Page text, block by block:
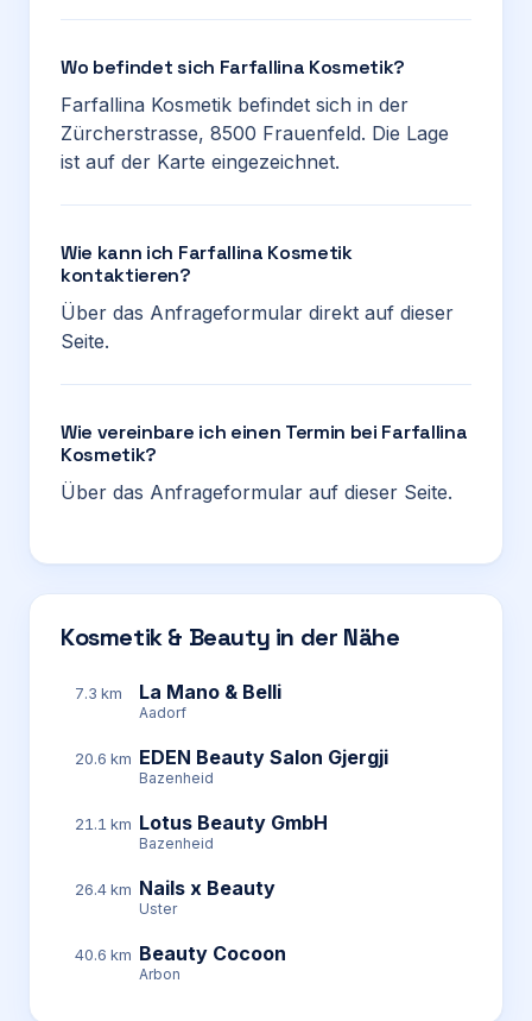
Wo befindet sich Farfallina Kosmetik?
Farfallina Kosmetik befindet sich in der
Zürcherstrasse, 8500 Frauenfeld. Die Lage
ist auf der Karte eingezeichnet.
Wie kann ich Farfallina Kosmetik
kontaktieren?
Über das Anfrageformular direkt auf dieser
Seite.
Wie vereinbare ich einen Termin bei Farfallina
Kosmetik?
Über das Anfrageformular auf dieser Seite.
Kosmetik & Beauty in der Nähe
7.3 km La Mano & Belli
Aadorf
20.6 km EDEN Beauty Salon Gjergji
Bazenheid
21.1 km Lotus Beauty GmbH
Bazenheid
26.4 km Nails x Beauty
Uster
40.6 km Beauty Cocoon
Arbon